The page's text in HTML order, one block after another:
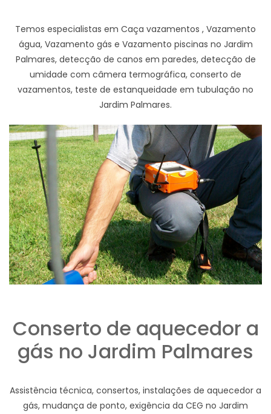
Temos especialistas em Caça vazamentos , Vazamento
água, Vazamento gás e Vazamento piscinas no Jardim
Palmares, detecção de canos em paredes, detecção de
umidade com câmera termográfica, conserto de
vazamentos, teste de estanqueidade em tubulação no
Jardim Palmares.
Conserto de aquecedor a
gás no Jardim Palmares
Assistência técnica, consertos, instalações de aquecedor a
gás, mudança de ponto, exigência da CEG no Jardim